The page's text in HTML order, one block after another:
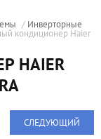
/ Инверторные
кондиционер Haier
HAIER
СЛЕДУЮЩИЙ